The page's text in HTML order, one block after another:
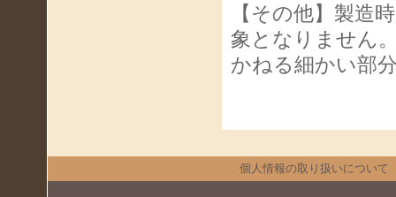
【その他】製造
象となりません
かねる細かい部
個人情報の取り扱いについて